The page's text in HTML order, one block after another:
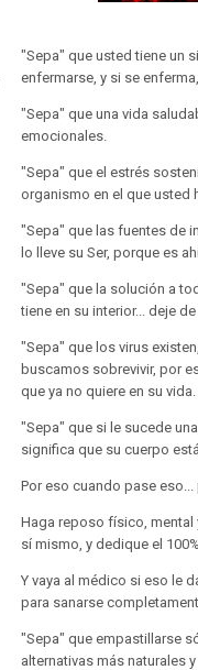
"Sepa" que usted tiene un
enfermarse, y si se
"Sepa" que una vida
emocionales.
"Sepa" que el estrés
organismo en el que usted
"Sepa" que las fuentes de
lo lleve su Ser, porque es
"Sepa" que la solución a
tiene en su interior... deje
"Sepa" que los virus
buscamos sobrevivir, por
que ya no quiere en su vida.
"Sepa" que si le sucede
significa que su cuerpo
Por eso cuando pase eso...
Haga reposo físico, mental
sí mismo, y dedique el
Y vaya al médico si eso le
para sanarse
"Sepa" que empastillarse
alternativas más naturales